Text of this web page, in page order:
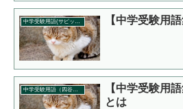
中学受験用語(サピックス) 【中学受験用
中学受験用語（四谷大塚）
【中学受験用
とは